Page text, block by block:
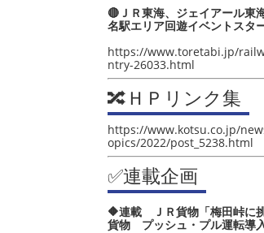
🔴ＪＲ東海、ジェイアール東
名駅エリア回遊イベントスタ
https://www.toretabi.jp/
ntry-26033.html
🔀ＨＰリンク集
https://www.kotsu.co.jp/
opics/2022/post_5238.html
✅連載企画
🔶連載 ＪＲ貨物「梅田峠に
貨物 プッシュ・プル運転導